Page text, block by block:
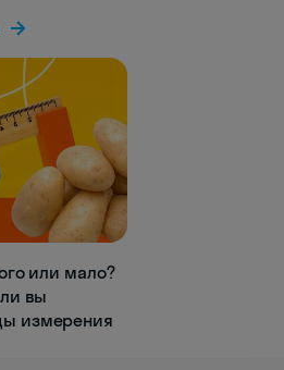
или мало?
вы
измерения